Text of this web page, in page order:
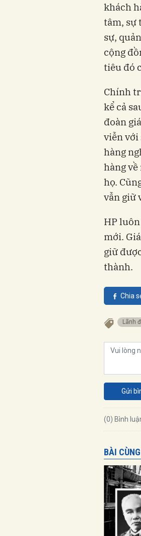
khách
tâm, sự
sự,
cộng
tiêu đó
Chính
kể cả
đoàn
viễn với
hàng
hàng
họ.
vẫn giữ
HP
mới.
giữ
thành.
Chia
Lãnh
Gửi
(0) Bình
BÀI